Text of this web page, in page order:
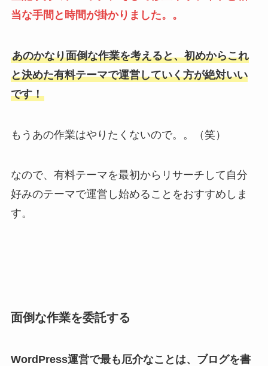
当な手間と時間が掛かりました。。
あのかなり面倒な作業を考えると、初めからこれ
と決めた有料テーマで運営していく方が絶対いい
です！
もうあの作業はやりたくないので。。（笑）
なので、有料テーマを最初からリサーチして自分
好みのテーマで運営し始めることをおすすめしま
す。
面倒な作業を委託する
WordPress運営で最も厄介なことは、ブログを書